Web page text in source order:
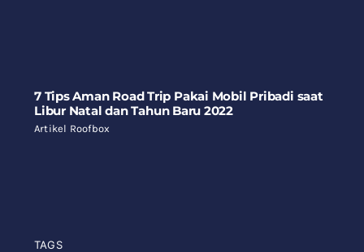
7 Tips Aman Road Trip Pakai Mobil Pribadi saat
Libur Natal dan Tahun Baru 2022
Artikel Roofbox
TAGS